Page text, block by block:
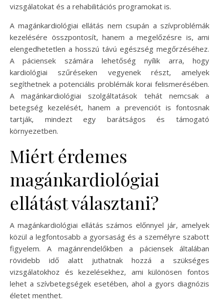
vizsgálatokat és a rehabilitációs programokat is.
A magánkardiológiai ellátás nem csupán a szívproblémák
kezelésére összpontosít, hanem a megelőzésre is, ami
elengedhetetlen a hosszú távú egészség megőrzéséhez.
A páciensek számára lehetőség nyílik arra, hogy
kardiológiai szűréseken vegyenek részt, amelyek
segíthetnek a potenciális problémák korai felismerésében.
A magánkardiológiai szolgáltatások tehát nemcsak a
betegség kezelését, hanem a prevenciót is fontosnak
tartják, mindezt egy barátságos és támogató
környezetben.
Miért érdemes
magánkardiológiai
ellátást választani?
A magánkardiológiai ellátás számos előnnyel jár, amelyek
közül a legfontosabb a gyorsaság és a személyre szabott
figyelem. A magánrendelőkben a páciensek általában
rövidebb idő alatt juthatnak hozzá a szükséges
vizsgálatokhoz és kezelésekhez, ami különösen fontos
lehet a szívbetegségek esetében, ahol a gyors diagnózis
életet menthet.